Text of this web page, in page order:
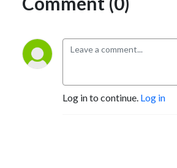
Log in to continue. Log in